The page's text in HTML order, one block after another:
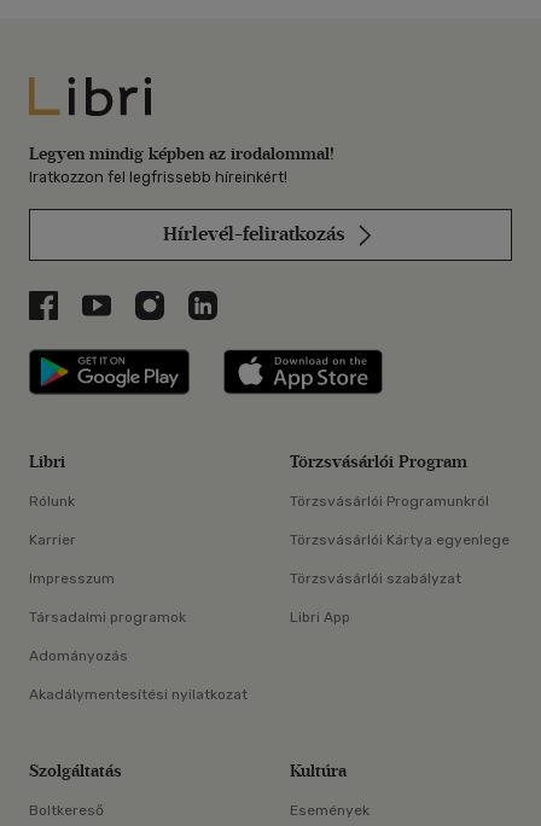
Libri
Legyen mindig képben az irodalommal!
Iratkozzon fel legfrissebb híreinkért!
Hírlevél-feliratkozás
Libri a Facebookon
Libri a Youtube-on
Libri az Instagramon
Libri a LinkedInen
Libri applikáció Szerezd meg: Google
Libri
Rólunk
Karrier
Impresszum
Társadalmi programok
Adományozás
Akadálymentesítési nyilatkozat
Törzsvásárlói Program
Törzsvásárlói Programunkról
Törzsvásárlói Kártya egyenlege
Törzsvásárlói szabályzat
Libri App
Szolgáltatás
Boltkereső
Kultúra
Események